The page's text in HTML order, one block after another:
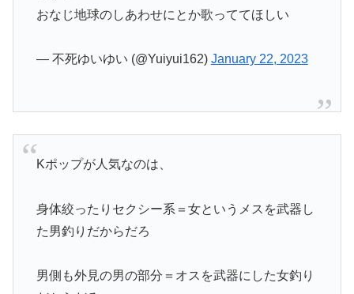
おなじ地球のしあわせにとか歌っててほしい
— 不死ゆいゆい (@Yuiyui162) January 22, 2023
Kポップが人気なのは、
身体絞ったりセクシー系＝女というメスを武器し
た男釣りだからだろ
男側も外見の男の部分＝オスを武器にした女釣り